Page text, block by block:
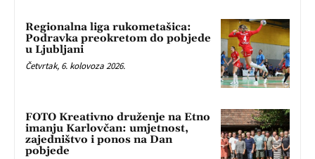
Regionalna liga rukometašica:
Podravka preokretom do pobjede
u Ljubljani
Četvrtak, 6. kolovoza 2026.
FOTO Kreativno druženje na Etno
imanju Karlovčan: umjetnost,
zajedništvo i ponos na Dan
pobjede